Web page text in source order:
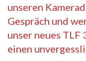
unseren
Gespräch und
unser neues TLF
einen